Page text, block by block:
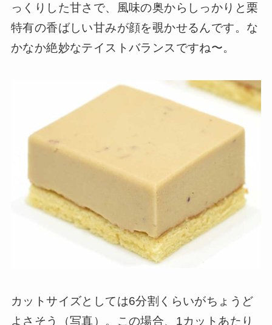
っくりした甘さで、風味の奥からしっかりと栗
特有の香ばしい甘みが顔を覗かせるんです。な
かなか絶妙なテイストバランスですね〜。
カットサイズとしては6分割くらいがちょうど
よさそう（写真）。この場合、1カットあたり